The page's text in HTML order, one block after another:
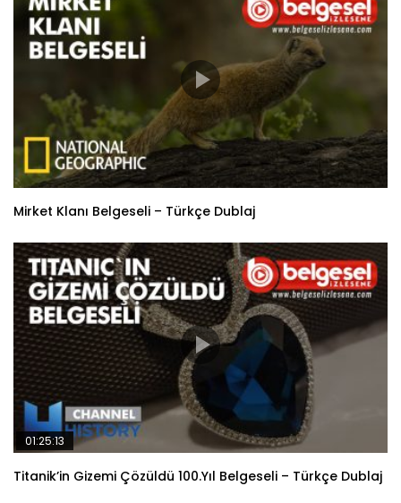
Mirket Klanı Belgeseli – Türkçe Dublaj
01:25:13
Titanik’in Gizemi Çözüldü 100.Yıl Belgeseli – Türkçe Dublaj